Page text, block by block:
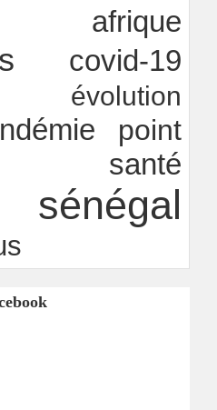
afrique
covid-19
évolution
point
santé
sénégal